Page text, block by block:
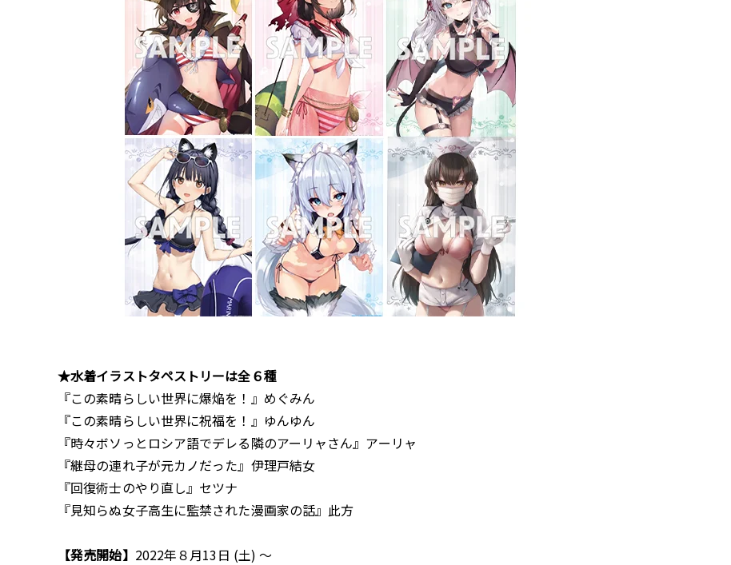
★水着イラストタペストリーは全６種
『この素晴らしい世界に爆焔を！』めぐみん
『この素晴らしい世界に祝福を！』ゆんゆん
『時々ボソっとロシア語でデレる隣のアーリャさん』アーリャ
『継母の連れ子が元カノだった』伊理戸結女
『回復術士のやり直し』セツナ
『見知らぬ女子高生に監禁された漫画家の話』此方
【発売開始】 2022年８月13日 (土) ～